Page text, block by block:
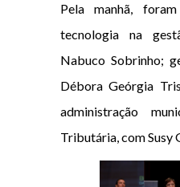
Pela manhã,
tecnologia na
Nabuco Sobrinho;
Débora Geórgia
administração
Tributária, com Susy